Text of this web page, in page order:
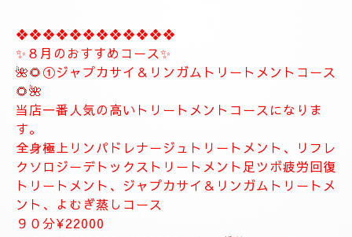
トリートメント致します
リフレクソロジーデトックストリートメント足ツボ疲
労回復トリートメント長めに致します、よむぎ蒸しト
リートメント致します。
とにかくお体がだるい方は是非おすすめ致します。
お体が軽くなり、とても癒されます。
精神的にお疲れの方におすすめ致します。
１２０分⇒¥30000⇒¥27000
１５０分⇒¥35000⇒¥33000
❖❖❖❖❖❖❖